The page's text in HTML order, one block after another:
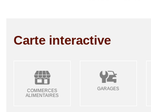
Carte interactive
COMMERCES
ALIMENTAIRES
GARAGES